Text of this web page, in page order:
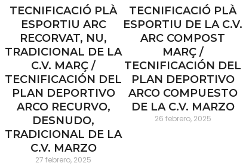
TECNIFICACIÓ PLÀ
ESPORTIU ARC
RECORVAT, NU,
TRADICIONAL DE LA
C.V. MARÇ /
TECNIFICACIÓN DEL
PLAN DEPORTIVO
ARCO RECURVO,
DESNUDO,
TRADICIONAL DE LA
C.V. MARZO
27 febrero, 2025
TECNIFICACIÓ PLÀ
ESPORTIU DE LA C.V.
ARC COMPOST
MARÇ /
TECNIFICACIÓN DEL
PLAN DEPORTIVO
ARCO COMPUESTO
DE LA C.V. MARZO
26 febrero, 2025